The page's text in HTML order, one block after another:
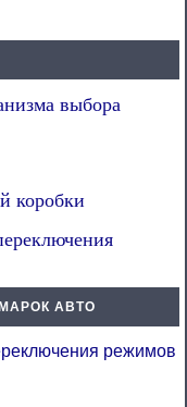
выбора
коробки
АВТО
режимов